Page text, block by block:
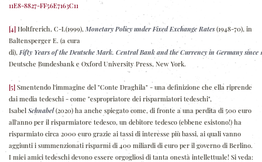
11E8-8827-FF56E7163C11
[4] Holtfrerich, C-L(1999), Monetary Policy under Fixed Exchange Rates(1948-70), in
Baltensperger E. (a cura
di), Fifty Years of the Deutsche Mark. Central Bank and the Currency in Germany since
Deutsche Bundesbank e Oxford University Press, New York.
[5] Smentendo l'immagine del "Conte Draghila" - una definizione che ella riprende
dai media tedeschi - come "espropriatore dei risparmiatori tedeschi",
Isabel Schnabel(2020) ha anche spiegato come, di fronte a una perdita di 500 euro
all'anno per il risparmiatore tedesco, un debitore tedesco (ebbene esistono!) ha
risparmiato circa 2000 euro grazie ai tassi di interesse più bassi, ai quali vanno
aggiunti i summenzionati risparmi di 400 miliardi di euro per il governo di Berlino.
I miei amici tedeschi devono essere orgogliosi di tanta onestà intellettuale! Si veda: